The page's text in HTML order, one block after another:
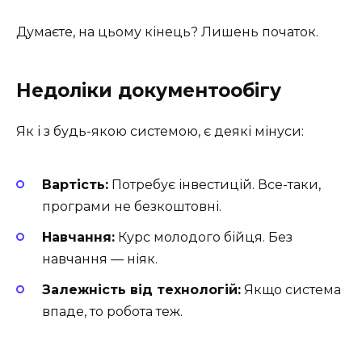
Думаєте, на цьому кінець? Лишень початок.
Недоліки документообігу
Як і з будь-якою системою, є деякі мінуси:
Вартість: Потребує інвестицій. Все-таки,
програми не безкоштовні.
Навчання: Курс молодого бійця. Без
навчання — ніяк.
Залежність від технологій: Якщо система
впаде, то робота теж.